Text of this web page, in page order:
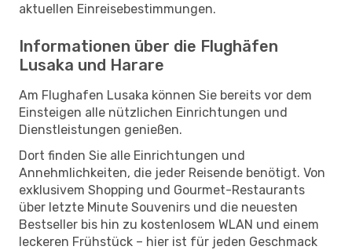
aktuellen Einreisebestimmungen.
Informationen über die Flughäfen
Lusaka und Harare
Am Flughafen Lusaka können Sie bereits vor dem
Einsteigen alle nützlichen Einrichtungen und
Dienstleistungen genießen.
Dort finden Sie alle Einrichtungen und
Annehmlichkeiten, die jeder Reisende benötigt. Von
exklusivem Shopping und Gourmet-Restaurants
über letzte Minute Souvenirs und die neuesten
Bestseller bis hin zu kostenlosem WLAN und einem
leckeren Frühstück – hier ist für jeden Geschmack